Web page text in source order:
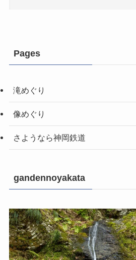
Pages
滝めぐり
像めぐり
さようなら神岡鉄道
gandennoyakata